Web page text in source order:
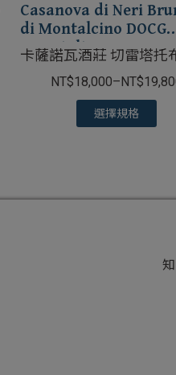
Casanova di Neri
di Montalcino DOCG
Cerretalto
卡薩諾瓦酒莊 切雷塔托
洛紅葡萄酒
NT$18,000–NT$
選擇規格